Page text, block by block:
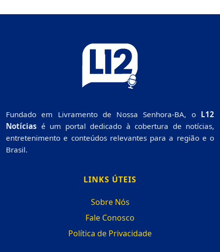
Fundado em Livramento de Nossa Senhora-BA, o L12
Notícias é um portal dedicado à cobertura de notícias,
entretenimento e conteúdos relevantes para a região e o
Brasil.
LINKS ÚTEIS
Sobre Nós
Fale Conosco
Política de Privacidade